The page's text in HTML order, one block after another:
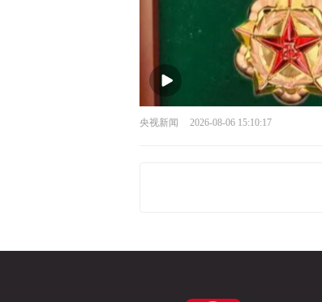
央视新闻 2026-08-06 15:10:17